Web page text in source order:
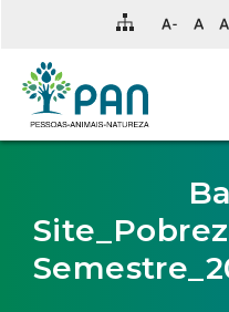
para
conteúdo
principal
da